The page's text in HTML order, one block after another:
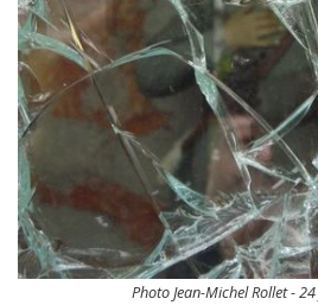
Photo Jean-Michel Rollet -